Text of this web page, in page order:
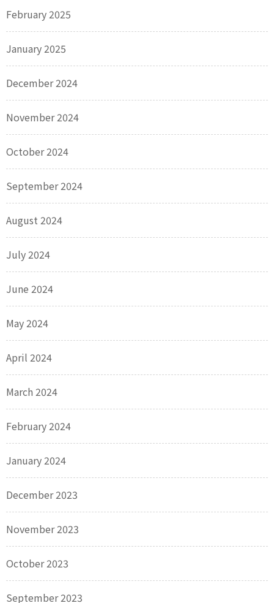
February 2025
January 2025
December 2024
November 2024
October 2024
September 2024
August 2024
July 2024
June 2024
May 2024
April 2024
March 2024
February 2024
January 2024
December 2023
November 2023
October 2023
September 2023